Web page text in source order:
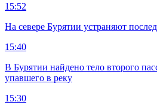
15:52
На севере Бурятии устраняют
15:40
В Бурятии найдено тело второго
упавшего в реку
15:30